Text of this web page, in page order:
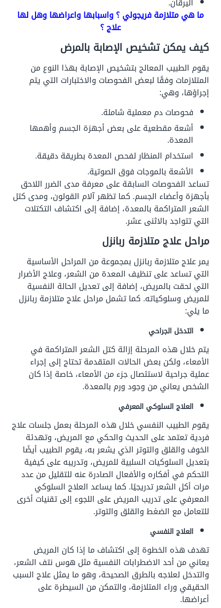
ما هي متلازمة فريجولي ؟ واسبابها واعراضها وهل لها
علاج ؟
كيف يمكن تشخيص الإصابة بالمرض
يقوم الطبيب المعالج بتشخيص الإصابة بهذا النوع من
المتلازمات وفقًا لبعض الفحوصات والاختبارات التي يتم
إجراؤها، وهي:
فحوصات دم معملية شاملة.
أشعة مقطعية على بعض أجهزة الجسم وأهمها
المعدة.
استخدام المنظار لفحص المعدة بطريقة دقيقة.
الأشعة بالموجات فوق الصوتية.
تساعد الفحوصات السابقة على معرفة مدى الضرر اللاحق
بأجهزة وأعضاء الجسم. كما تظهر آلام القولون، ومدى كتل
الشعر المتراكمة بالمعدة، إضافة إلى اكتشاف التكتلات
التي تتواجد بالاثنى عشر.
مراحل علاج متلازمة ربانزل
يمر علاج متلازمة ربانزل بمجموعة من المراحل الأساسية
التي تساعد على تنظيف المعدة من الشعر، وعلاج الأضرار
التي لحقت بالمريض، إضافة إلى تعديل الحالة النفسية
للمريض وسلوكياته. كما تشمل مراحل علاج متلازمة ربانزل
ما يلي:
التدخل الجراحي
يتم خلال هذه المرحلة إزالة كتل الشعر المتراكمة في
الأمعاء، ولكن بعض الحالات المتقدمة تحتاج إلى إجراء
عملية جراحية لاستئصال جزء من الأمعاء، خاصة إذا كان
الشخص يعاني من وجود ورم بالمعدة.
العلاج السلوكي المعرفي
يقوم الطبيب النفسي خلال هذه المرحلة بعمل جلسات علاج
فردية تعتمد على الحديث والحكي مع المريض، وتهدئة
الخوف والقلق والتوتر الذي يشعر به، يقوم الطبيب أيضًا
بتعديل السلوكيات السلبية للمريض، وتدريبه على كيفية
التحكم في أفكاره والأفعال الصادرة عنه للتقليل من عدد
مرات أكل الشعر تدريجيًا. كما يساعد العلاج السلوكي
المعرفي على تدريب المريض على اللجوء إلى تقنيات أخرى
للتعامل مع الضغط والقلق والتوتر.
العلاج النفسي
تهدف هذه الخطوة إلى اكتشاف ما إذا كان المريض
يعاني من أحد الاضطرابات النفسية مثل هوس نتف الشعر،
والتدخل لعلاجه بالطرق الصحيحة، وهو ما يمثل علاج السبب
الحقيقي وراء المتلازمة، والتمكن من السيطرة على
أعراضها.